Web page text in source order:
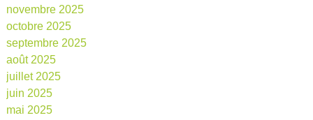
novembre 2025
octobre 2025
septembre 2025
août 2025
juillet 2025
juin 2025
mai 2025